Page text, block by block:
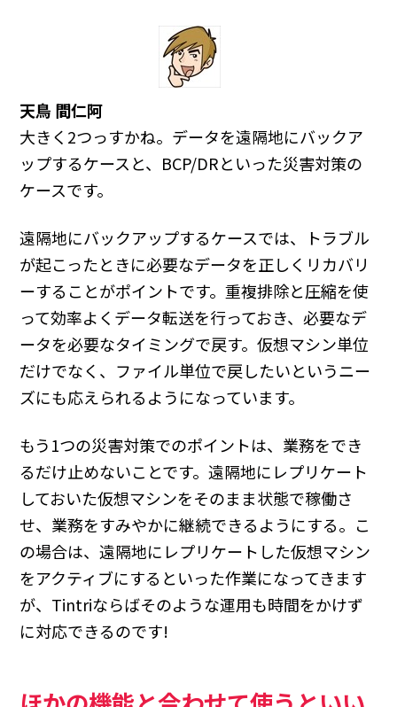
天鳥 間仁阿
大きく2つっすかね。データを遠隔地にバックア
ップするケースと、BCP/DRといった災害対策の
ケースです。
遠隔地にバックアップするケースでは、トラブル
が起こったときに必要なデータを正しくリカバリ
ーすることがポイントです。重複排除と圧縮を使
って効率よくデータ転送を行っておき、必要なデ
ータを必要なタイミングで戻す。仮想マシン単位
だけでなく、ファイル単位で戻したいというニー
ズにも応えられるようになっています。
もう1つの災害対策でのポイントは、業務をでき
るだけ止めないことです。遠隔地にレプリケート
しておいた仮想マシンをそのまま状態で稼働さ
せ、業務をすみやかに継続できるようにする。こ
の場合は、遠隔地にレプリケートした仮想マシン
をアクティブにするといった作業になってきます
が、Tintriならばそのような運用も時間をかけず
に対応できるのです!